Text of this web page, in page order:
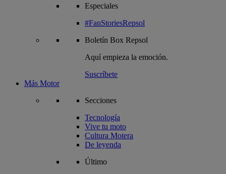
Especiales
#FanStoriesRepsol
Boletín Box Repsol
Aquí empieza la emoción.
Suscríbete
Más Motor
Secciones
Tecnología
Vive tu moto
Cultura Motera
De leyenda
Último